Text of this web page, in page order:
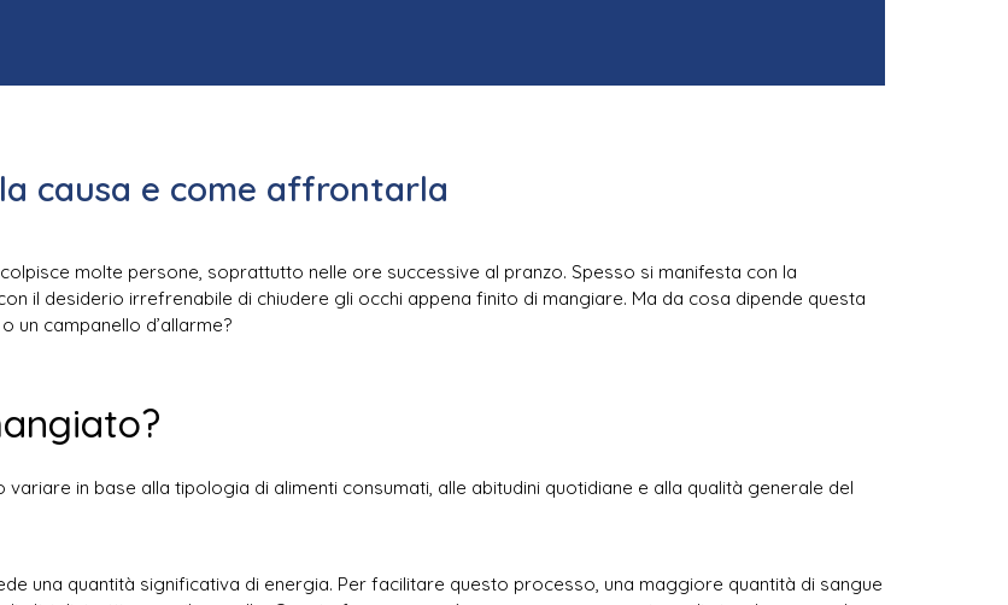
causa e come affrontarla
molte persone, soprattutto nelle ore successive al pranzo. Spesso si manifesta con la
il desiderio irrefrenabile di chiudere gli occhi appena finito di mangiare. Ma da cosa dipende questa
un campanello d’allarme?
in base alla tipologia di alimenti consumati, alle abitudini quotidiane e alla qualità generale del
una quantità significativa di energia. Per facilitare questo processo, una maggiore quantità di sangue